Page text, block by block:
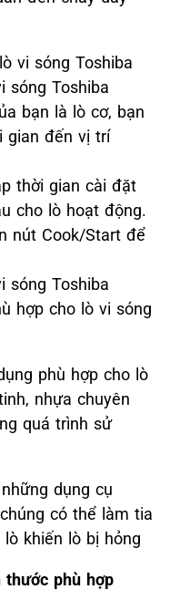
vi sóng Toshiba
sóng Toshiba
bạn là lò cơ, bạn
gian đến vị trí
thời gian cài đặt
cho lò hoạt động.
nút Cook/Start để
sóng Toshiba
hợp cho lò vi sóng
phù hợp cho lò
nhựa chuyên
quá trình sử
dụng cụ
có thể làm tia
khiến lò bị hỏng
thước phù hợp